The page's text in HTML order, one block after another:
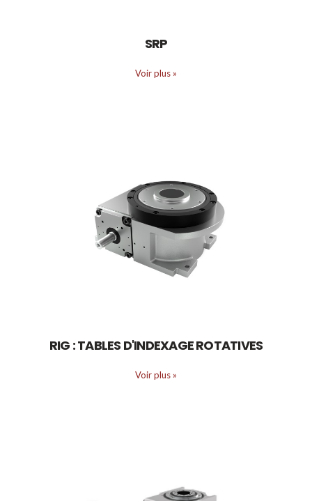
SRP
Voir plus »
RIG : TABLES D'INDEXAGE ROTATIVES
Voir plus »